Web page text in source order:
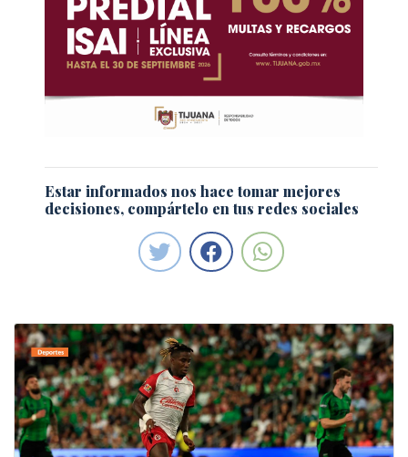
Estar informados nos hace tomar mejores
decisiones, compártelo en tus redes sociales